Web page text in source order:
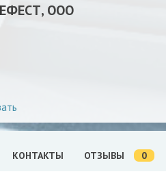
ООО
КОНТАКТЫ ОТЗЫВЫ 0